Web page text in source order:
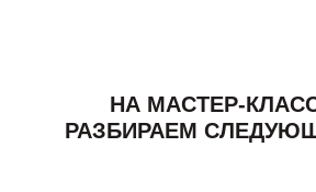
НА МАСТЕР-
РАЗБИРАЕМ